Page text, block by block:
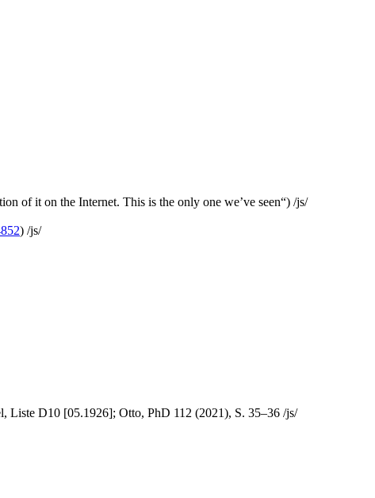
of it on the Internet. This is the only one we’ve seen“) /js/
) /js/
Liste D10 [05.1926]; Otto, PhD 112 (2021), S. 35–36 /js/